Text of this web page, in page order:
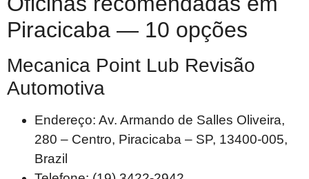
Piracicaba — 10 opções
Mecanica Point Lub Revisão
Automotiva
Endereço: Av. Armando de Salles Oliveira,
280 – Centro, Piracicaba – SP, 13400-005,
Brazil